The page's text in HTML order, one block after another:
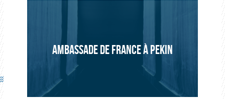
AMBASSADE DE FRANCE À PEKIN